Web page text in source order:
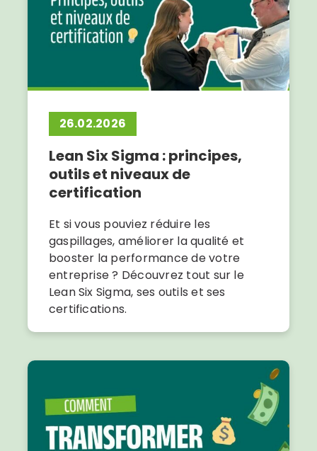
26.02.2026
Lean Six Sigma : principes,
outils et niveaux de
certification
Et si vous pouviez réduire les
gaspillages, améliorer la qualité et
booster la performance de votre
entreprise ? Découvrez tout sur le
Lean Six Sigma, ses outils et ses
certifications.